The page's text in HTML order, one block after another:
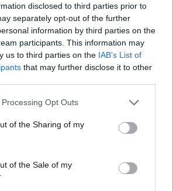
disclosed to third parties prior to
separately opt-out of the further
information by third parties on the
participants. This information may
us to third parties on the IAB’s List of
that may further disclose it to other
website/app uses one or more Google
or usage behaviour. You may click to
to Google and its third-party tags to
specified purposes in below Google
Opt Outs
of the Sharing of my
of the Sale of my
την ΑΑΔΕ για φορολογικές